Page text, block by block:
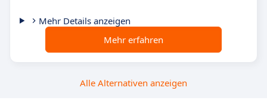
Mehr Details anzeigen
Mehr erfahren
Alle Alternativen anzeigen